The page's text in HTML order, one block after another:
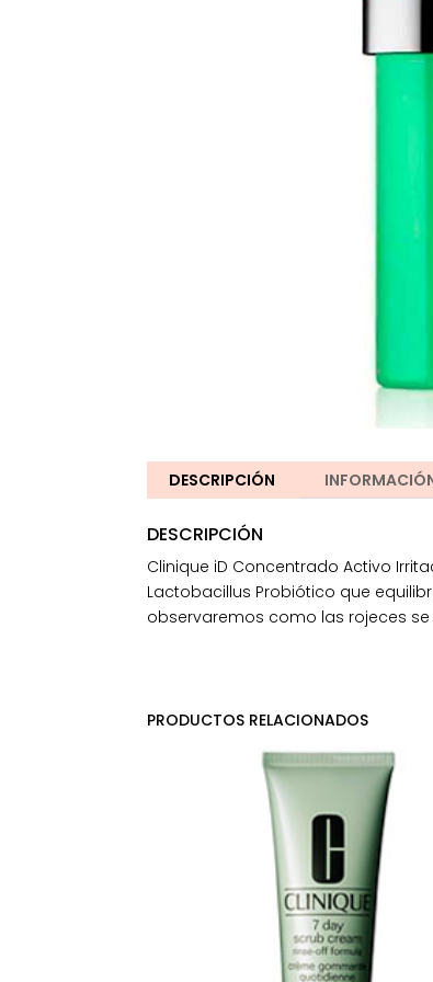
DESCRIPCIÓN
DESCRIPCIÓN
Clinique iD Concentrado Activo
Lactobacillus Probiótico que
observaremos como las rojeces
PRODUCTOS RELACIONADOS